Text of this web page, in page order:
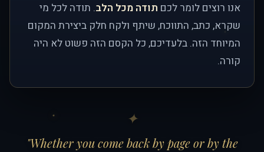
אנו רוצים לומר לכם תודה מכל הלב. תודה לכל מי
שקרא, כתב, התווכח, שיתף ולקח חלק ביצירת המקום
המיוחד הזה. בלעדיכם, כל הקסם הזה פשוט לא היה
קורה.
"Whether you come back by page or by the